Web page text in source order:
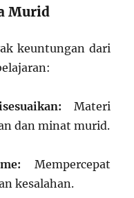
Murid
keuntungan dari
Materi
dan minat murid.
Mempercepat
kesalahan.